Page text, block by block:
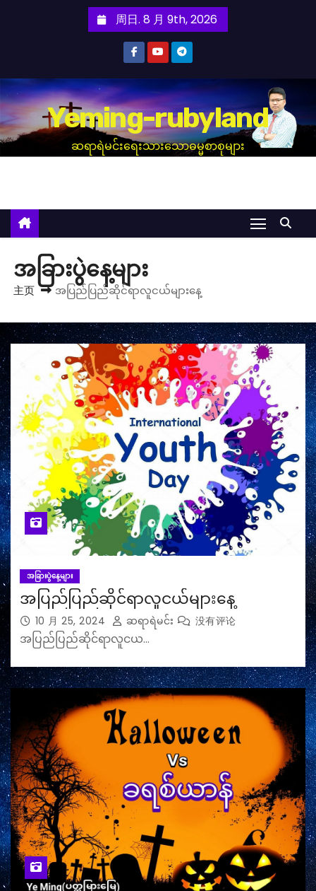
周日. 8 月 9th, 2026
Yeming-rubyland
ဆရာရဲမင်းရေးသားသောဓမ္မစာစုများ
အခြားပွဲနေ့များ
主页 အပြည်ပြည်ဆိုင်ရာလူငယ်များနေ့
အခြားပွဲနေ့များ
အပြည်ပြည်ဆိုင်ရာလူငယ်များနေ့
10 月 25, 2024 ဆရာရဲမင်း 没有评论
အပြည်ပြည်ဆိုင်ရာလူငယ…